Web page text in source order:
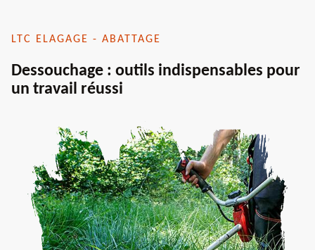
LTC ELAGAGE - ABATTAGE
Dessouchage : outils indispensables pour
un travail réussi